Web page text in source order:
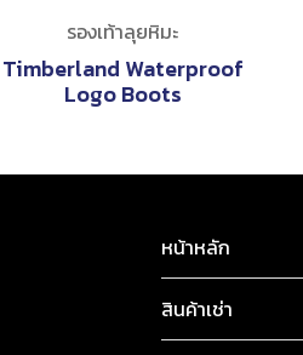
รองเท้าลุยหิมะ
Timberland Waterproof
Logo Boots
หน้าหลัก
สินค้าเช่า